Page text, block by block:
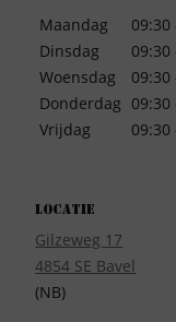
Maandag
Dinsdag
Woensdag
Donderdag
Vrijdag
09:30
09:30
09:30
09:30
09:30
Locatie
Gilzeweg 17
4854 SE Bavel
(NB)